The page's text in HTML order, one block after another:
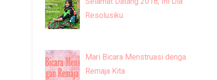
Resolusiku
Mari Bicara Menstruasi dengan
Remaja Kita